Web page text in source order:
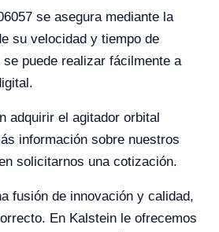
se asegura mediante la
su velocidad y tiempo de
puede realizar fácilmente a
adquirir el agitador orbital
información sobre nuestros
solicitarnos una cotización.
fusión de innovación y calidad,
En Kalstein le ofrecemos